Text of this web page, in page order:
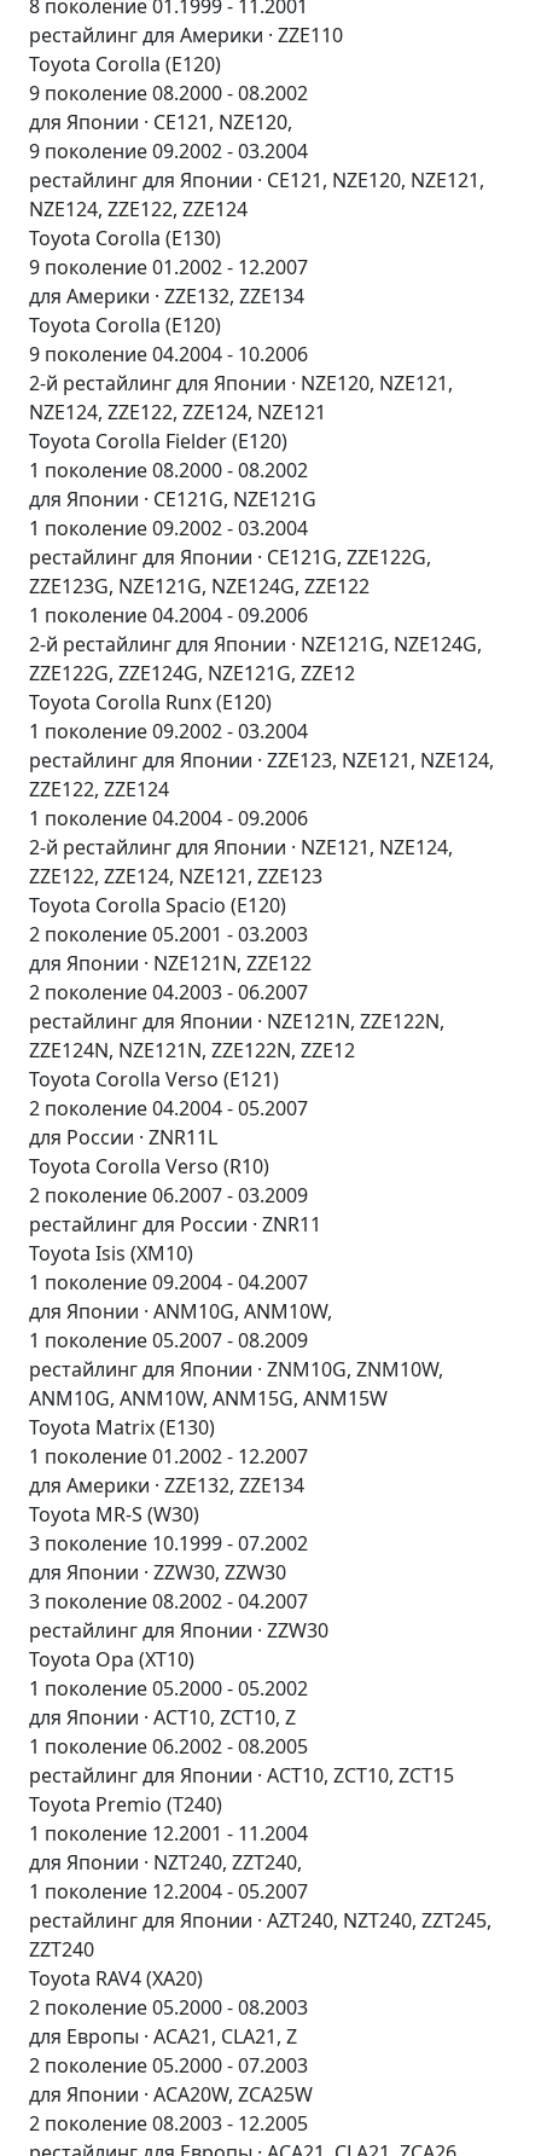
8 поколение 01.1999 - 11.2001
рестайлинг для Америки · ZZE110
Toyota Corolla (E120)
9 поколение 08.2000 - 08.2002
для Японии · CE121, NZE120,
9 поколение 09.2002 - 03.2004
рестайлинг для Японии · CE121, NZE120, NZE121,
NZE124, ZZE122, ZZE124
Toyota Corolla (E130)
9 поколение 01.2002 - 12.2007
для Америки · ZZE132, ZZE134
Toyota Corolla (E120)
9 поколение 04.2004 - 10.2006
2-й рестайлинг для Японии · NZE120, NZE121,
NZE124, ZZE122, ZZE124, NZE121
Toyota Corolla Fielder (E120)
1 поколение 08.2000 - 08.2002
для Японии · CE121G, NZE121G
1 поколение 09.2002 - 03.2004
рестайлинг для Японии · CE121G, ZZE122G,
ZZE123G, NZE121G, NZE124G, ZZE122
1 поколение 04.2004 - 09.2006
2-й рестайлинг для Японии · NZE121G, NZE124G,
ZZE122G, ZZE124G, NZE121G, ZZE12
Toyota Corolla Runx (E120)
1 поколение 09.2002 - 03.2004
рестайлинг для Японии · ZZE123, NZE121, NZE124,
ZZE122, ZZE124
1 поколение 04.2004 - 09.2006
2-й рестайлинг для Японии · NZE121, NZE124,
ZZE122, ZZE124, NZE121, ZZE123
Toyota Corolla Spacio (E120)
2 поколение 05.2001 - 03.2003
для Японии · NZE121N, ZZE122
2 поколение 04.2003 - 06.2007
рестайлинг для Японии · NZE121N, ZZE122N,
ZZE124N, NZE121N, ZZE122N, ZZE12
Toyota Corolla Verso (E121)
2 поколение 04.2004 - 05.2007
для России · ZNR11L
Toyota Corolla Verso (R10)
2 поколение 06.2007 - 03.2009
рестайлинг для России · ZNR11
Toyota Isis (XM10)
1 поколение 09.2004 - 04.2007
для Японии · ANM10G, ANM10W,
1 поколение 05.2007 - 08.2009
рестайлинг для Японии · ZNM10G, ZNM10W,
ANM10G, ANM10W, ANM15G, ANM15W
Toyota Matrix (E130)
1 поколение 01.2002 - 12.2007
для Америки · ZZE132, ZZE134
Toyota MR-S (W30)
3 поколение 10.1999 - 07.2002
для Японии · ZZW30, ZZW30
3 поколение 08.2002 - 04.2007
рестайлинг для Японии · ZZW30
Toyota Opa (XT10)
1 поколение 05.2000 - 05.2002
для Японии · ACT10, ZCT10, Z
1 поколение 06.2002 - 08.2005
рестайлинг для Японии · ACT10, ZCT10, ZCT15
Toyota Premio (T240)
1 поколение 12.2001 - 11.2004
для Японии · NZT240, ZZT240,
1 поколение 12.2004 - 05.2007
рестайлинг для Японии · AZT240, NZT240, ZZT245,
ZZT240
Toyota RAV4 (XA20)
2 поколение 05.2000 - 08.2003
для Европы · ACA21, CLA21, Z
2 поколение 05.2000 - 07.2003
для Японии · ACA20W, ZCA25W
2 поколение 08.2003 - 12.2005